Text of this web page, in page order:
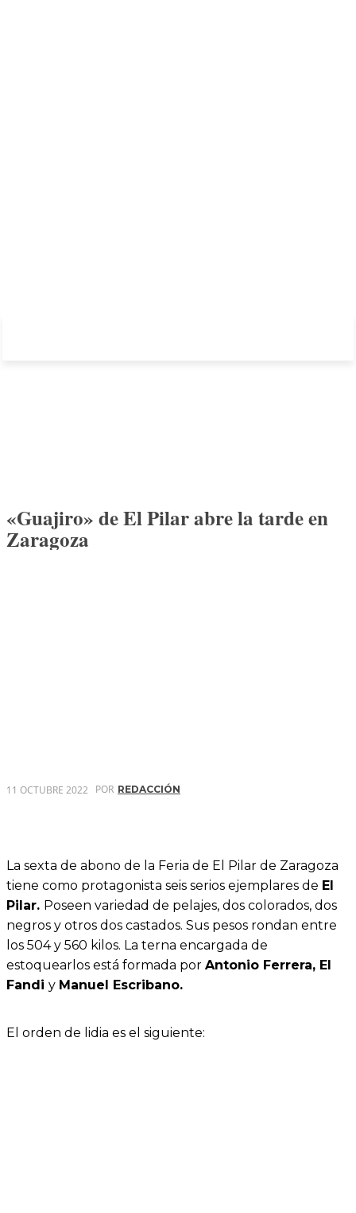
«Guajiro» de El Pilar abre la tarde en
Zaragoza
11 OCTUBRE 2022 POR REDACCIÓN
La sexta de abono de la Feria de El Pilar de Zaragoza
tiene como protagonista seis serios ejemplares de El
Pilar. Poseen variedad de pelajes, dos colorados, dos
negros y otros dos castados. Sus pesos rondan entre
los 504 y 560 kilos. La terna encargada de
estoquearlos está formada por Antonio Ferrera, El
Fandi y Manuel Escribano.
El orden de lidia es el siguiente: